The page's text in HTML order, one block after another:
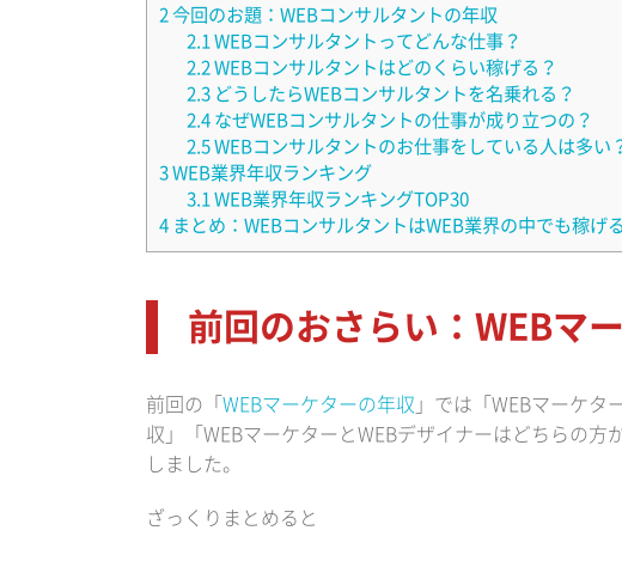
2 今回のお題：WEBコンサルタントの年収
2.1 WEBコンサルタントってどんな仕事？
2.2 WEBコンサルタントはどのくらい稼げる？
2.3どうしたらWEBコンサルタントを名乗れる？
2.4なぜWEBコンサルタントの仕事が成り立つの？
2.5WEBコンサルタントのお仕事をしている人は多い
3 WEB業界年収ランキング
3.1 WEB業界年収ランキングTOP30
4 まとめ：WEBコンサルタントはWEB業界の中でも稼げ
前回のおさらい：WEBマ
前回の「 WEBマーケターの年収 」では「WEBマーケタ
収」「WEBマーケターとWEBデザイナーはどちらの
しました。
ざっくりまとめると